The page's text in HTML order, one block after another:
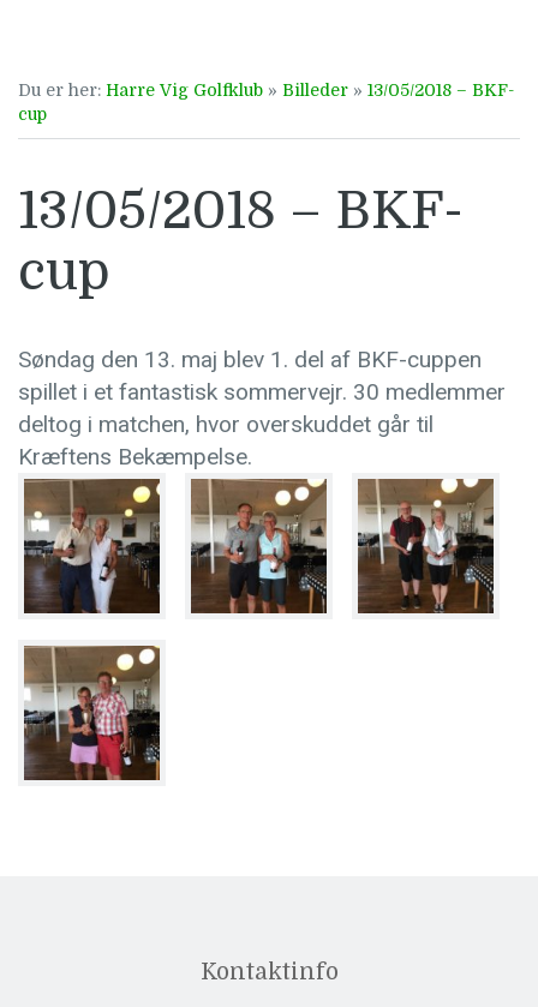
Du er her: Harre Vig Golfklub » Billeder » 13/05/2018 – BKF-
cup
13/05/2018 – BKF-
cup
Søndag den 13. maj blev 1. del af BKF-cuppen
spillet i et fantastisk sommervejr. 30 medlemmer
deltog i matchen, hvor overskuddet går til
Kræftens Bekæmpelse.
Kontaktinfo